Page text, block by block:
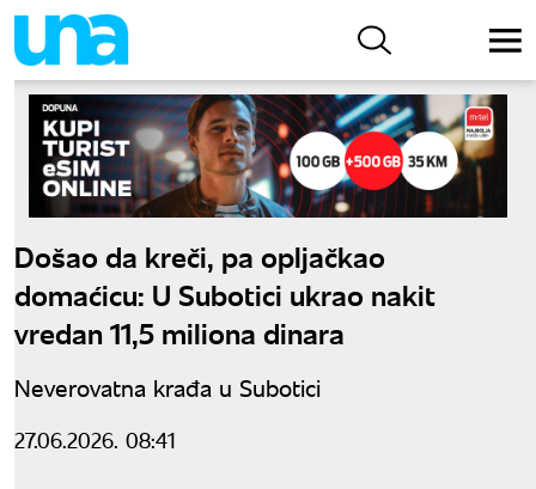
Došao da kreči, pa opljačkao
domaćicu: U Subotici ukrao nakit
vredan 11,5 miliona dinara
Neverovatna krađa u Subotici
27.06.2026. 08:41